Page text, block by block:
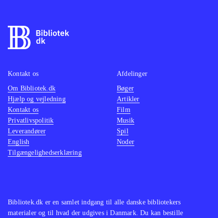
række af perler, så man kan lave
figurerne udfra fotomaterialet. De er
du kigger i bogen, får du lyst til selv
at lave dine egne mønstre .
Forfatteren skrev tidligereJul med
perleplader
Bogen er inspirerende og vil give
børn fra 6 -12 år mange ideer til at
lave spændende figurer, der kan
mønstre kræver hjælp fra en ældre,
Bibliotek.dk er en samlet indgang til alle danske bibliotekers
materialer og til hvad der udgives i Danmark. Du kan bestille
Kontakt os
Om Bibliotek.dk
Hjælp og vejledning
Kontakt os
Privatlivspolitik
Leverandører
English
Tilgængelighedserklæring
Afdelinger
Bøger
Artikler
Film
Musik
Spil
Noder